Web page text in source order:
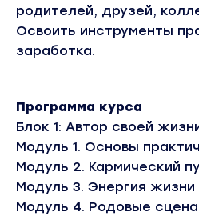
родителей, друзей,
Освоить инструменты
заработка.
Программа курса
Блок 1: Автор своей
Модуль 1. Основы
Модуль 2. Кармический
Модуль 3. Энергия жизни
Модуль 4. Родовые